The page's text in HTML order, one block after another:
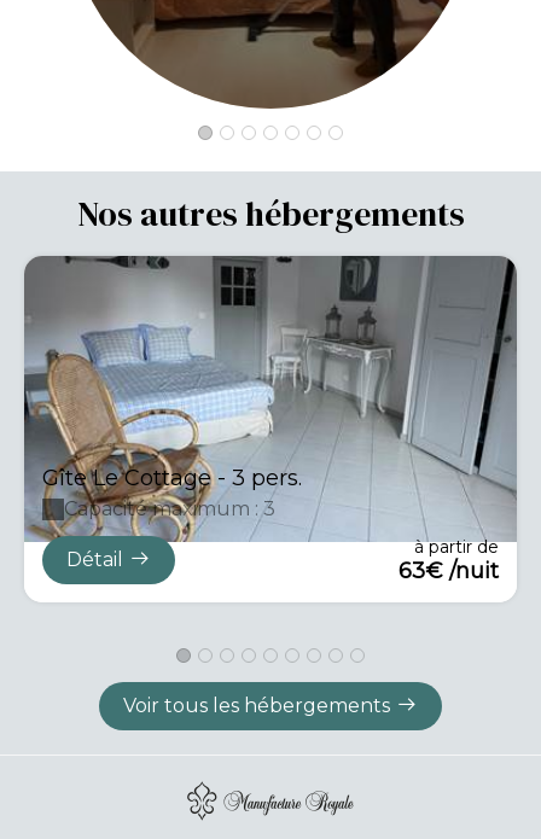
Nos autres hébergements
Gîte Le Cottage - 3 pers.
Capacité maximum : 3
Détail
à partir de
63€ /nuit
Voir tous les hébergements